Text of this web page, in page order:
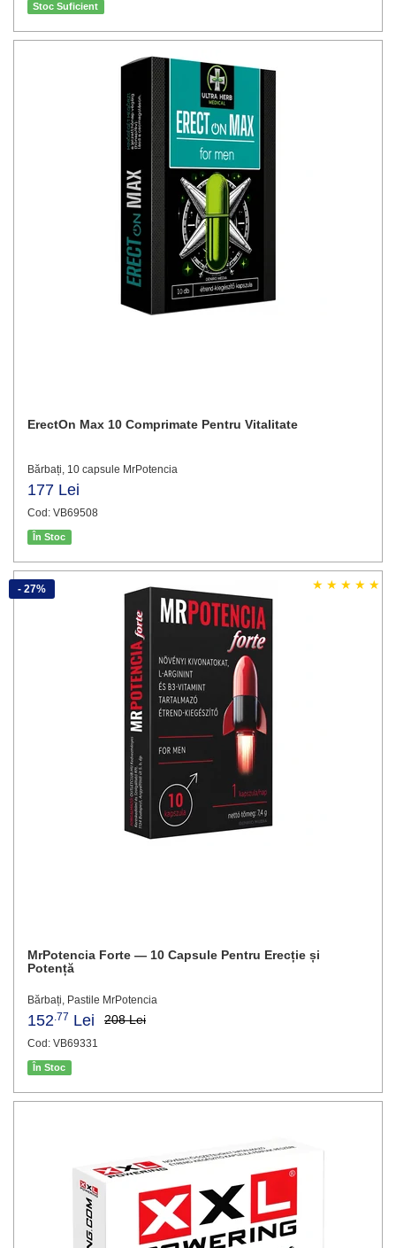
Stoc Suficient
ErectOn Max 10 Comprimate Pentru Vitalitate
Bărbați, 10 capsule MrPotencia
177 Lei
Cod: VB69508
În Stoc
MrPotencia Forte — 10 Capsule Pentru Erecție și
Potență
Bărbați, Pastile MrPotencia
152 .77 Lei 208 Lei
Cod: VB69331
În Stoc
- 27%